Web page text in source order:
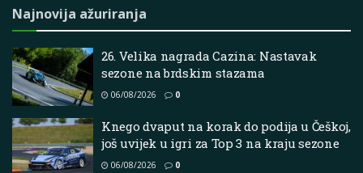
Najnovija ažuriranja
26. Velika nagrada Cazina: Nastavak
sezone na brdskim stazama
06/08/2026 0
Knego dvaput na korak do podija u Češkoj,
još uvijek u igri za Top 3 na kraju sezone
06/08/2026 0